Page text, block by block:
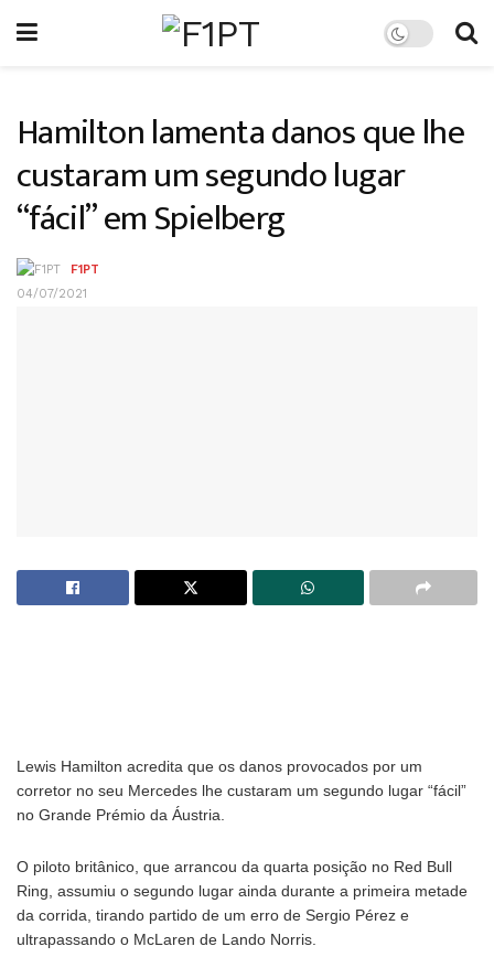
Hamilton lamenta danos que lhe
custaram um segundo lugar
“fácil” em Spielberg
F1PT
04/07/2021
Lewis Hamilton acredita que os danos provocados por um
corretor no seu Mercedes lhe custaram um segundo lugar “fácil”
no Grande Prémio da Áustria.
O piloto britânico, que arrancou da quarta posição no Red Bull
Ring, assumiu o segundo lugar ainda durante a primeira metade
da corrida, tirando partido de um erro de Sergio Pérez e
ultrapassando o McLaren de Lando Norris.